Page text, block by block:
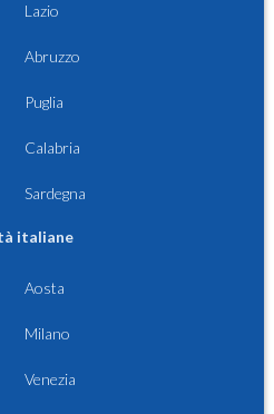
Lazio
Abruzzo
Puglia
Calabria
Sardegna
italiane
Aosta
Milano
Venezia